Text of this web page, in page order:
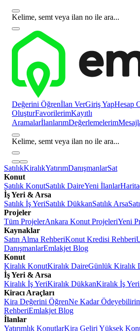
Kelime, semt veya ilan no ile ara...
Değerini Öğrenİlan VerGiriş YapHesap
OluşturFavorilerimKayıtlı
AramalarİlanlarımDeğerlemelerim
Kelime, semt veya ilan no ile ara...
SatılıkKiralıkYatırımDanışmanlarSat
Konut
Satılık KonutSatılık DaireYeni İlanlar
İş Yeri & Arsa
Satılık İş YeriSatılık DükkanSatılık Arsa
Projeler
Tüm ProjelerAnkara Konut ProjeleriYeni
Kaynaklar
Satın Alma RehberiKonut Kredisi Rehberi
DanışmanlarEmlakjet Blog
Konut
Kiralık KonutKiralık DaireGünlük Kiralık
İş Yeri & Arsa
Kiralık İş YeriKiralık DükkanKiralık İş Yeri
Kiracı Araçları
Kira Değerini ÖğrenNe Kadar
RehberiEmlakjet Blog
İlanlar
Yatırımlık KonutlarKira Geliri Yüksek